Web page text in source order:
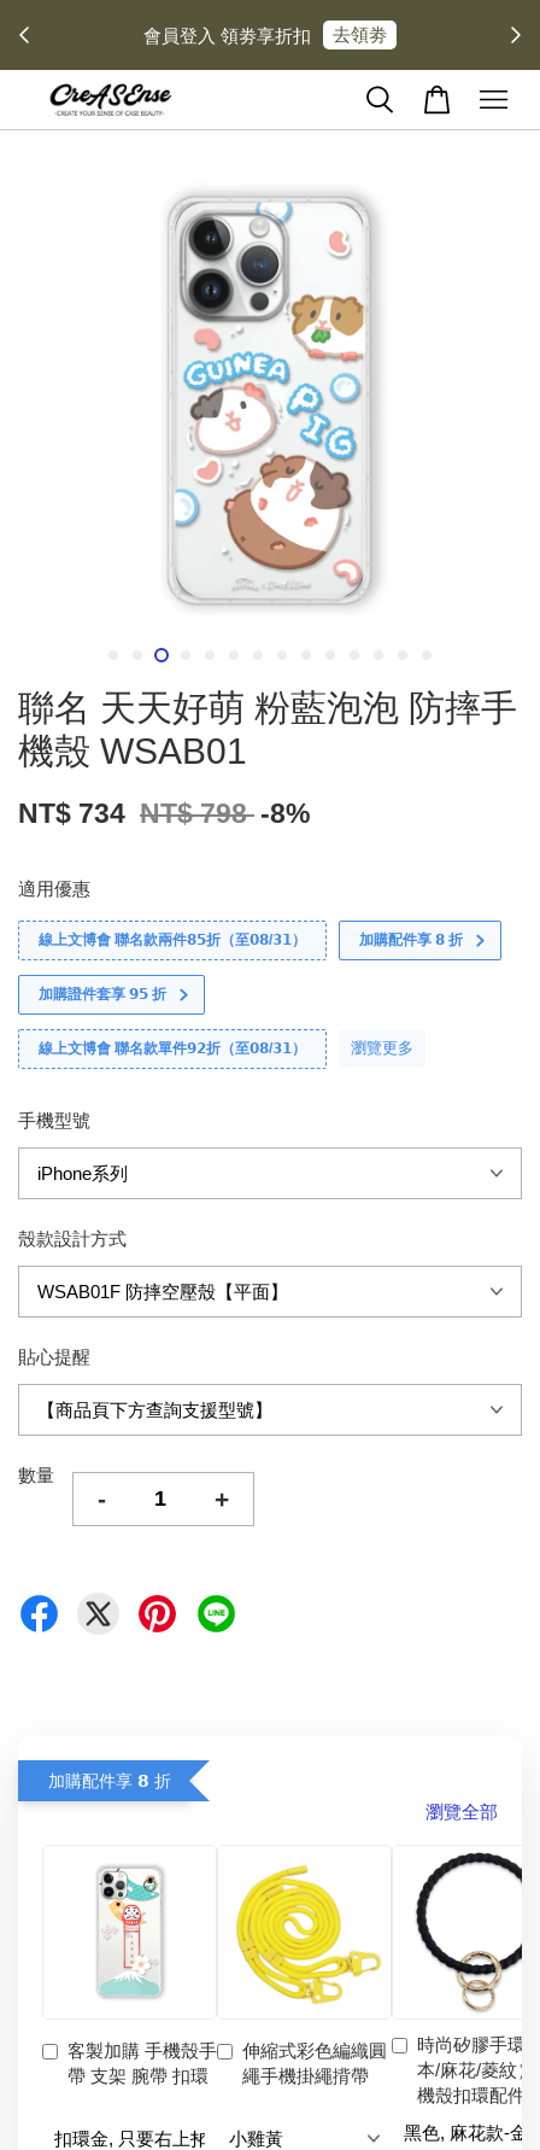
會員登入 領劵享折扣 去領劵
聯名 天天好萌 粉藍泡泡 防摔手
機殼 WSAB01
NT$ 734 NT$ 798 -8%
適用優惠
線上文博會 聯名款兩件𝟴𝟱折（至𝟬𝟴/𝟯𝟭） 加購配件享 𝟴 折
加購證件套享 𝟵𝟱 折
線上文博會 聯名款單件𝟵𝟮折（至𝟬𝟴/𝟯𝟭） 瀏覽更多
手機型號
殼款設計方式
貼心提醒
數量
- +
加購配件享 𝟴 折
瀏覽全部
客製加購 手機殼手
帶 支架 腕帶 扣環
伸縮式彩色編織圓
繩手機掛繩揹帶
時尚矽膠手環
本/麻花/菱紋）
機殼扣環配件